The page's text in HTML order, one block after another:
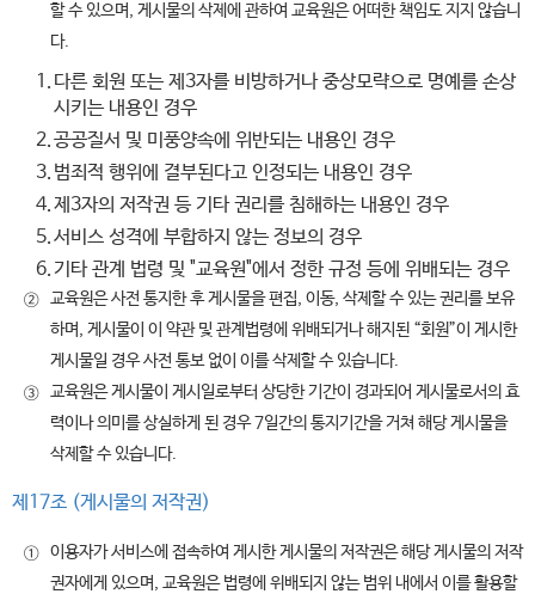
할 수 있으며, 게시물의 삭제에 관하여 교육원은 어떠한 책임도 지지 않습니
다.
1. 다른 회원 또는 제3자를 비방하거나 중상모략으로 명예를 손상
시키는 내용인 경우
2.공공질서 및 미풍양속에 위반되는 내용인 경우
3. 범죄적 행위에 결부된다고 인정되는 내용인 경우
4.제3자의 저작권 등 기타 권리를 침해하는 내용인 경우
5.서비스 성격에 부합하지 않는 정보의 경우
6. 기타 관계 법령 및 "교육원"에서 정한 규정 등에 위배되는 경우
②
교육원은 사전 통지한 후 게시물을 편집, 이동, 삭제할 수 있는 권리를 보유
하며, 게시물이 이 약관 및 관계법령에 위배되거나 해지된 “회원”이 게시한
게시물일 경우 사전 통보 없이 이를 삭제할 수 있습니다.
③
교육원은 게시물이 게시일로부터 상당한 기간이 경과되어 게시물로서의 효
력이나 의미를 상실하게 된 경우 7일간의 통지기간을 거쳐 해당 게시물을
삭제할 수 있습니다.
제17조 (게시물의 저작권)
①
이용자가 서비스에 접속하여 게시한 게시물의 저작권은 해당 게시물의 저작
권자에게 있으며, 교육원은 법령에 위배되지 않는 범위 내에서 이를 활용할